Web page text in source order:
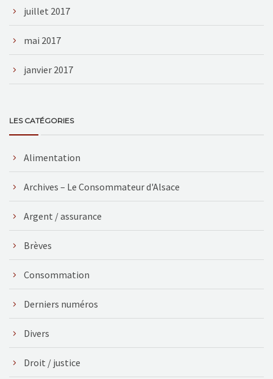
juillet 2017
mai 2017
janvier 2017
LES CATÉGORIES
Alimentation
Archives – Le Consommateur d'Alsace
Argent / assurance
Brèves
Consommation
Derniers numéros
Divers
Droit / justice